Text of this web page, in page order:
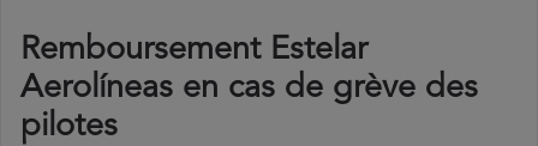
Remboursement Estelar
Aerolíneas en cas de grève des
pilotes